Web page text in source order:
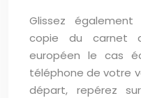
Glissez
copie du carnet
européen le cas
téléphone de votre
départ, repérez